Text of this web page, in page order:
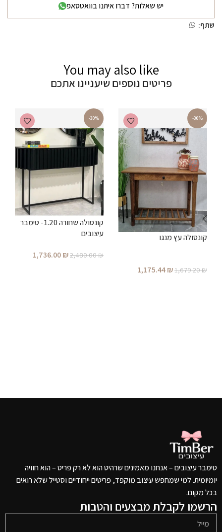
יש שאלות? דברו איתנו בוואטסאפ
שתף:
You may also like
פריטים נוספים שיעניינו אתכם
-30%
קונסולה עץ מנגו
1,679.20₪
1,175.44₪
-30%
קונסולה שחורה 1.20- טימבר
עיצובים
2,480.00₪
1,736.00₪
טימבר עיצובים – אנחנו מאמינים שרהיט הוא לא רק פריט – הוא חוויה
יומיומית. למי שמחפש עיצוב מוקפד, פריטים ייחודיים וסטייל שלא רואים
בכל מקום.
הרשמו לקבלת מבצעים והטבות